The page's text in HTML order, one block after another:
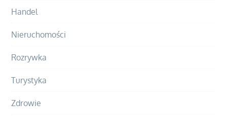
Handel
Nieruchomości
Rozrywka
Turystyka
Zdrowie